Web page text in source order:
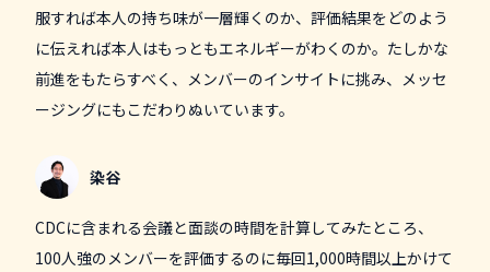
服すれば本人の持ち味が一層輝くのか、評価結果をどのよう
に伝えれば本人はもっともエネルギーがわくのか。たしかな
前進をもたらすべく、メンバーのインサイトに挑み、メッセ
ージングにもこだわりぬいています。
染谷
CDCに含まれる会議と面談の時間を計算してみたところ、
100人強のメンバーを評価するのに毎回1,000時間以上かけて